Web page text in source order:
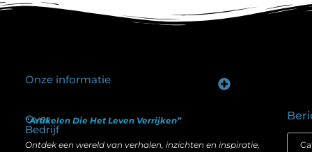
Over
Bedrijf
“Artikelen Die Het Leven Verrijken”
Ontdek een wereld van verhalen, inzichten en inspiratie,
Onze informatie